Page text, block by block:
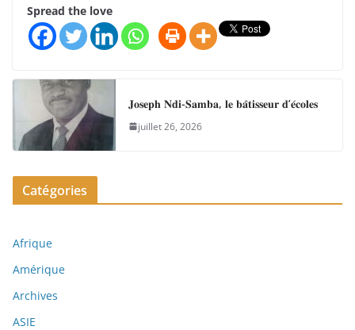
Spread the love
𝐉𝐨𝐬𝐞𝐩𝐡 𝐍𝐝𝐢-𝐒𝐚𝐦𝐛𝐚, 𝐥𝐞 𝐛𝐚̂𝐭𝐢𝐬𝐬𝐞𝐮𝐫 𝐝’𝐞́𝐜𝐨𝐥𝐞𝐬
juillet 26, 2026
Catégories
Afrique
Amérique
Archives
ASIE